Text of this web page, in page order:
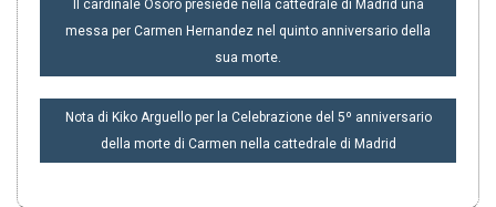
ARTICOLI
Il cardinale Osoro presiede nella cattedrale di Madrid una
messa per Carmen Hernandez nel quinto anniversario della
sua morte.
Nota di Kiko Arguello per la Celebrazione del 5º anniversario
della morte di Carmen nella cattedrale di Madrid